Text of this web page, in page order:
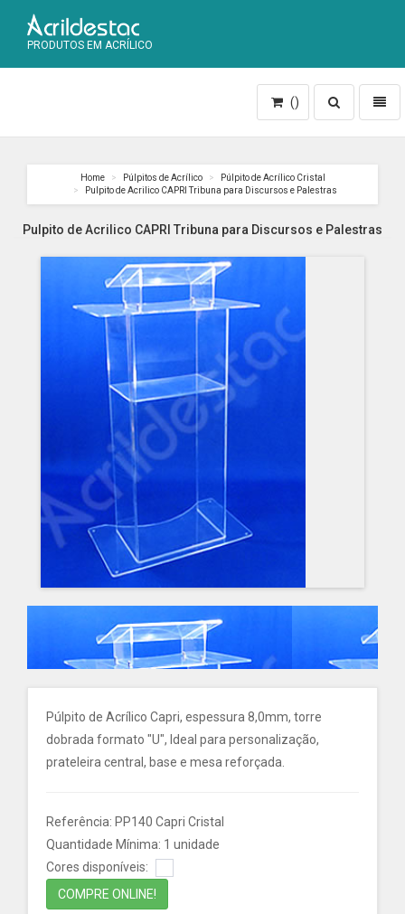
PRODUTOS EM ACRÍLICO
Toggle
search
()
Home Púlpitos de Acrílico
Púlpito de Acrílico Cristal
Pulpito de Acrilico CAPRI Tribuna para Discursos e Palestras
Pulpito de Acrilico CAPRI Tribuna para Discursos e Palestras
Púlpito de Acrílico Capri, espessura 8,0mm, torre
dobrada formato "U", Ideal para personalização,
prateleira central, base e mesa reforçada.
Referência: PP140 Capri Cristal
Quantidade Mínima: 1 unidade
Cores disponíveis:
COMPRE ONLINE!